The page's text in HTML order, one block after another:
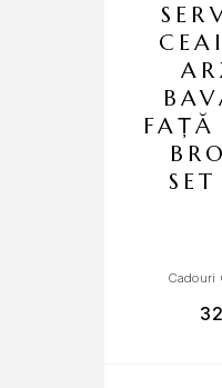
Cadouri